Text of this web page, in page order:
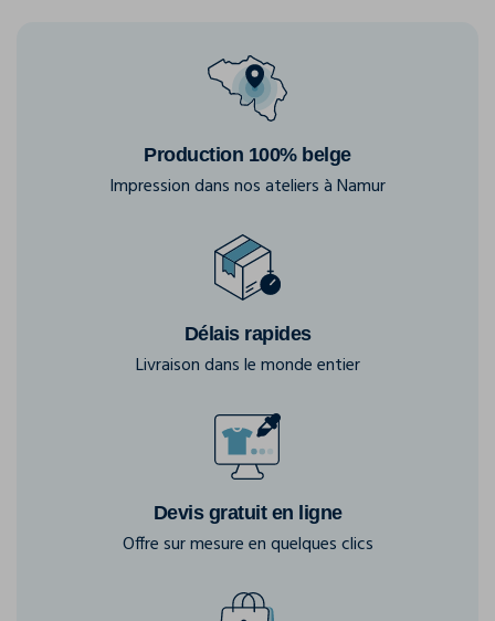
Production 100% belge
Impression dans nos ateliers à Namur
Délais rapides
Livraison dans le monde entier
Devis gratuit en ligne
Offre sur mesure en quelques clics